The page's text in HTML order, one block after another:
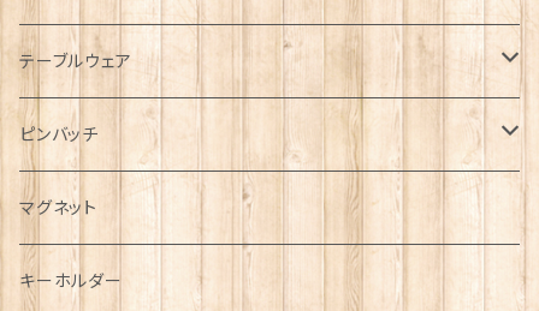
キャップ
ハンチング帽
キャスケット
ディアストーカー
Tシャツ
マフラー
タータン【Bronte by Moon】
タータン【Glencroft】
サッシュ
スカーフ
ブローチ
ペンダント
チャーム
その他のアクセサリー
インテリア置物
ラブスプーン
ラブスプーン【SION LLEWELLYN】
ラブスプーン【PAUL CURTIS】
ファブリック
テーブルウェア
ティータオル
ペーパーナプキン
ティーコジー
ピンバッチ
ジェネラルデザイン
乗り物
ミリタリー
マグネット
キーホルダー